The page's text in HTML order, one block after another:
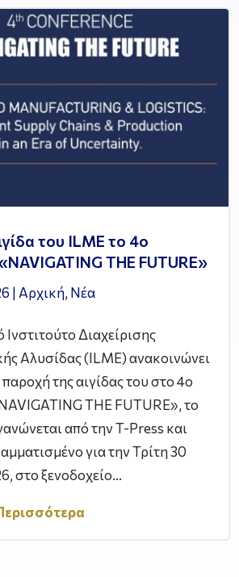
του ILME το 4ο
THE FUTURE»
| Αρχική, Νέα
Ινστιτούτο Διαχείρισης
Αλυσίδας (ILME) ανακοινώνει
της αιγίδας του στο 4ο
THE FUTURE», το
από την T-Press και
για την Τρίτη 30
στο ξενοδοχείο...